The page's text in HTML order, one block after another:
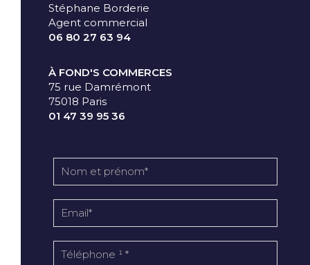
Stéphane Borderie
Agent commercial
06 80 27 63 94
À FOND'S COMMERCES
75 rue Damrémont
75018 Paris
01 47 39 95 36